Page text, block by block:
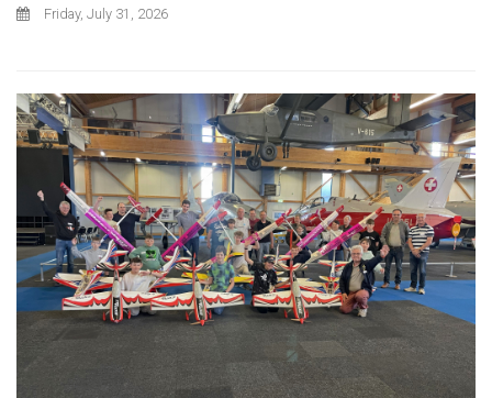
Friday, July 31, 2026